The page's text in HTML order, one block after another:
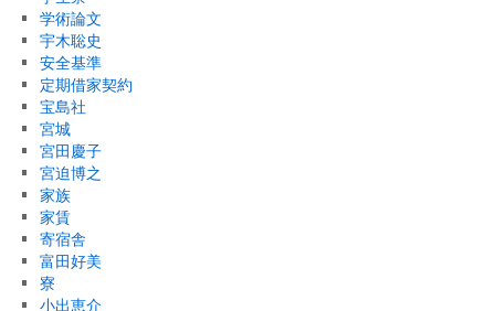
学術論文
宇木聡史
安全基準
定期借家契約
宝島社
宮城
宮田慶子
宮迫博之
家族
家賃
寄宿舎
富田好美
寮
小出恵介